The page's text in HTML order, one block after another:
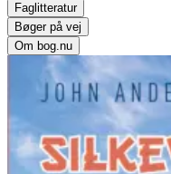
Faglitteratur
Bøger på vej
Om bog.nu